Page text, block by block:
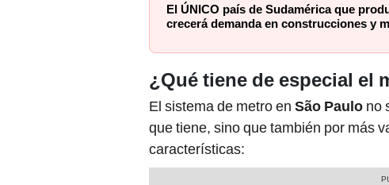
El ÚNICO país de Sudamérica que
crecerá demanda en construcciones y
¿Qué tiene de especial el
El sistema de metro en São Paulo no
que tiene, sino que también por más
características: